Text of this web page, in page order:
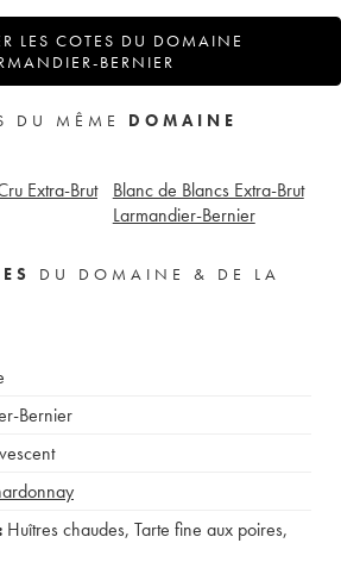
LES COTES DU DOMAINE
BERNIER
DU MÊME DOMAINE
Extra-Brut
Blanc de Blancs Extra-Brut
Larmandier-Bernier
DU DOMAINE & DE LA
Bernier
Huîtres chaudes, Tarte fine aux poires,